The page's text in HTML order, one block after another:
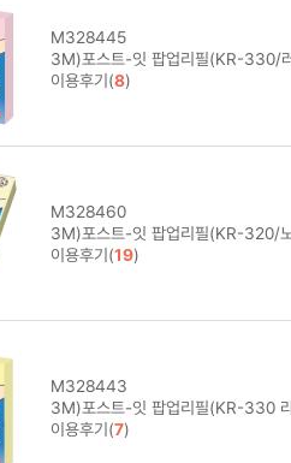
M328445
3M)포스트-잇 팝업리필(KR-330/
이용후기(8)
M328460
3M)포스트-잇 팝업리필(KR-320/
이용후기(19)
M328443
3M)포스트-잇 팝업리필(KR-330
이용후기(7)